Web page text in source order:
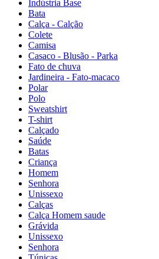
Indústria Base
Bata
Calça - Calção
Colete
Camisa
Casaco - Blusão - Parka
Fato de chuva
Jardineira - Fato-macaco
Polar
Polo
Sweatshirt
T-shirt
Calçado
Saúde
Batas
Criança
Homem
Senhora
Unissexo
Calças
Calça Homem saude
Grávida
Unissexo
Senhora